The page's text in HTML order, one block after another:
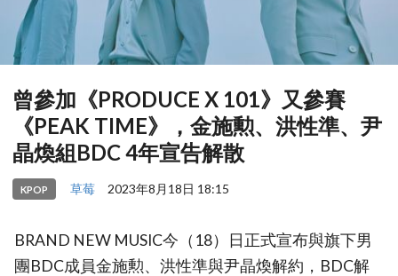
曾參加《PRODUCE X 101》又參賽
《PEAK TIME》，金施勲、洪性準、尹
晶煥組BDC 4年宣告解散
KPOP 草莓 2023年8月18日 18:15
BRAND NEW MUSIC今（18）日正式宣布與旗下男
團BDC成員金施勲、洪性準與尹晶煥解約，BDC解